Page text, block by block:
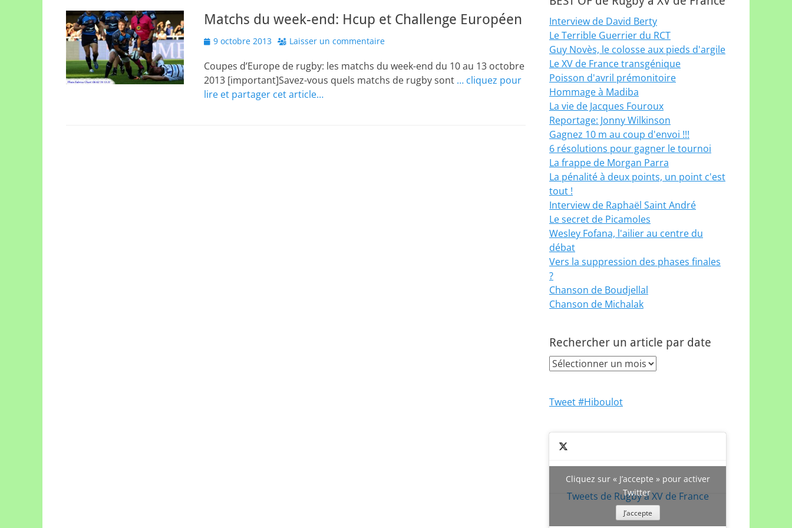
Matchs du week-end: Hcup et Challenge Européen
Posted
9 octobre 2013 Laisser un commentaire
Coupes d’Europe de rugby: les matchs du week-end du 10 au 13 octobre
2013 [important]Savez-vous quels matchs de rugby sont … cliquez pour
lire et partager cet article…
Interview de David Berty
Le Terrible Guerrier du RCT
Guy Novès, le colosse aux pieds d'argile
Le XV de France transgénique
Poisson d'avril prémonitoire
Hommage à Madiba
La vie de Jacques Fouroux
Reportage: Jonny Wilkinson
Gagnez 10 m au coup d'envoi !!!
6 résolutions pour gagner le tournoi
La frappe de Morgan Parra
La pénalité à deux points, un point c'est
tout !
Interview de Raphaël Saint André
Le secret de Picamoles
Wesley Fofana, l'ailier au centre du
débat
Vers la suppression des phases finales
?
Chanson de Boudjellal
Chanson de Michalak
Rechercher un article par date
Rechercher
par
Tweet #Hiboulot
Tweets de Rugby à XV de France
Cliquez sur « J’accepte » pour activer
Twitter
J’accepte